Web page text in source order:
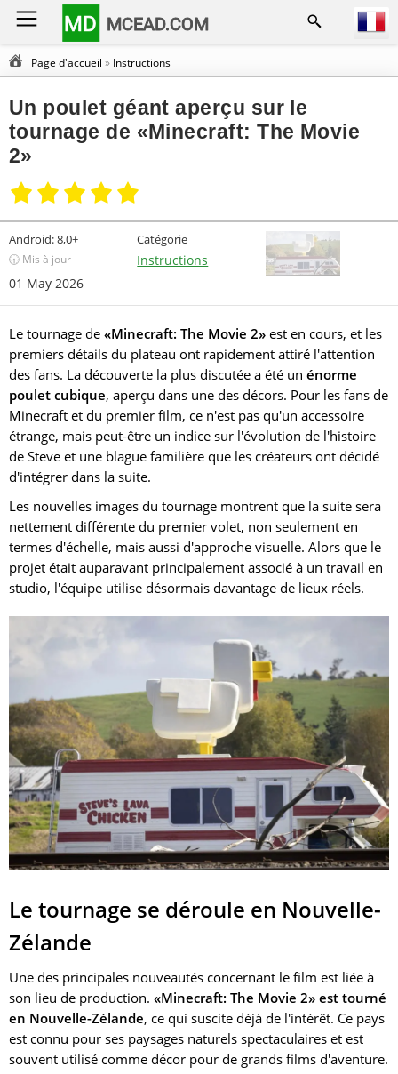
MD MCEAD.COM
Page d'accueil » Instructions
Un poulet géant aperçu sur le
tournage de «Minecraft: The Movie
2»
Android:8,0+
🕣 Mis à jour
01 May 2026
Catégorie
Instructions
Le tournage de «Minecraft: The Movie 2» est en cours, et les
premiers détails du plateau ont rapidement attiré l'attention
des fans. La découverte la plus discutée a été un énorme
poulet cubique, aperçu dans une des décors. Pour les fans de
Minecraft et du premier film, ce n'est pas qu'un accessoire
étrange, mais peut-être un indice sur l'évolution de l'histoire
de Steve et une blague familière que les créateurs ont décidé
d'intégrer dans la suite.
Les nouvelles images du tournage montrent que la suite sera
nettement différente du premier volet, non seulement en
termes d'échelle, mais aussi d'approche visuelle. Alors que le
projet était auparavant principalement associé à un travail en
studio, l'équipe utilise désormais davantage de lieux réels.
Le tournage se déroule en Nouvelle-
Zélande
Une des principales nouveautés concernant le film est liée à
son lieu de production. «Minecraft: The Movie 2» est tourné
en Nouvelle-Zélande, ce qui suscite déjà de l'intérêt. Ce pays
est connu pour ses paysages naturels spectaculaires et est
souvent utilisé comme décor pour de grands films d'aventure.